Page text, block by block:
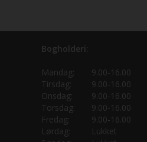
Bogholderi:
Mandag:
9.00-16.00
Tirsdag:
9.00-16.00
Onsdag:
9.00-16.00
Torsdag:
9.00-16.00
Fredag:
9.00-16.00
Lørdag:
Lukket